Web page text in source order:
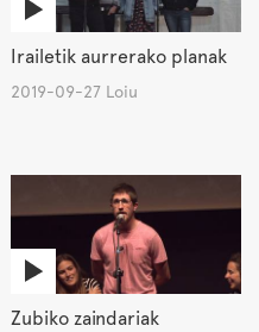
Irailetik aurrerako planak
2019-09-27 Loiu
Zubiko zaindariak